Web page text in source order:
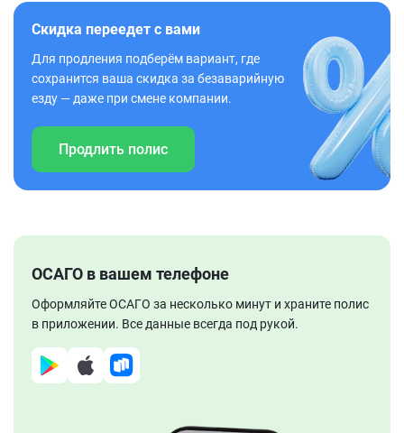
Скидка переедет с вами
Для продления подберём вариант, где
сохранится ваша скидка за безаварийную
езду — даже при смене компании.
Продлить полис
ОСАГО в вашем телефоне
Оформляйте ОСАГО за несколько минут и храните полис
в приложении. Все данные всегда под рукой.